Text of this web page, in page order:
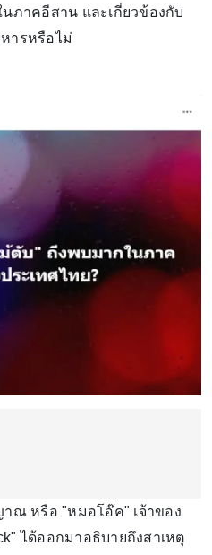
ภาคอีสาน และเกี่ยวข้องกับ
ารหรือไม่
ณ หรือ "หมอโอ๊ค" เจ้าของ
ได้ออกมาอธิบายถึงสาเหตุ